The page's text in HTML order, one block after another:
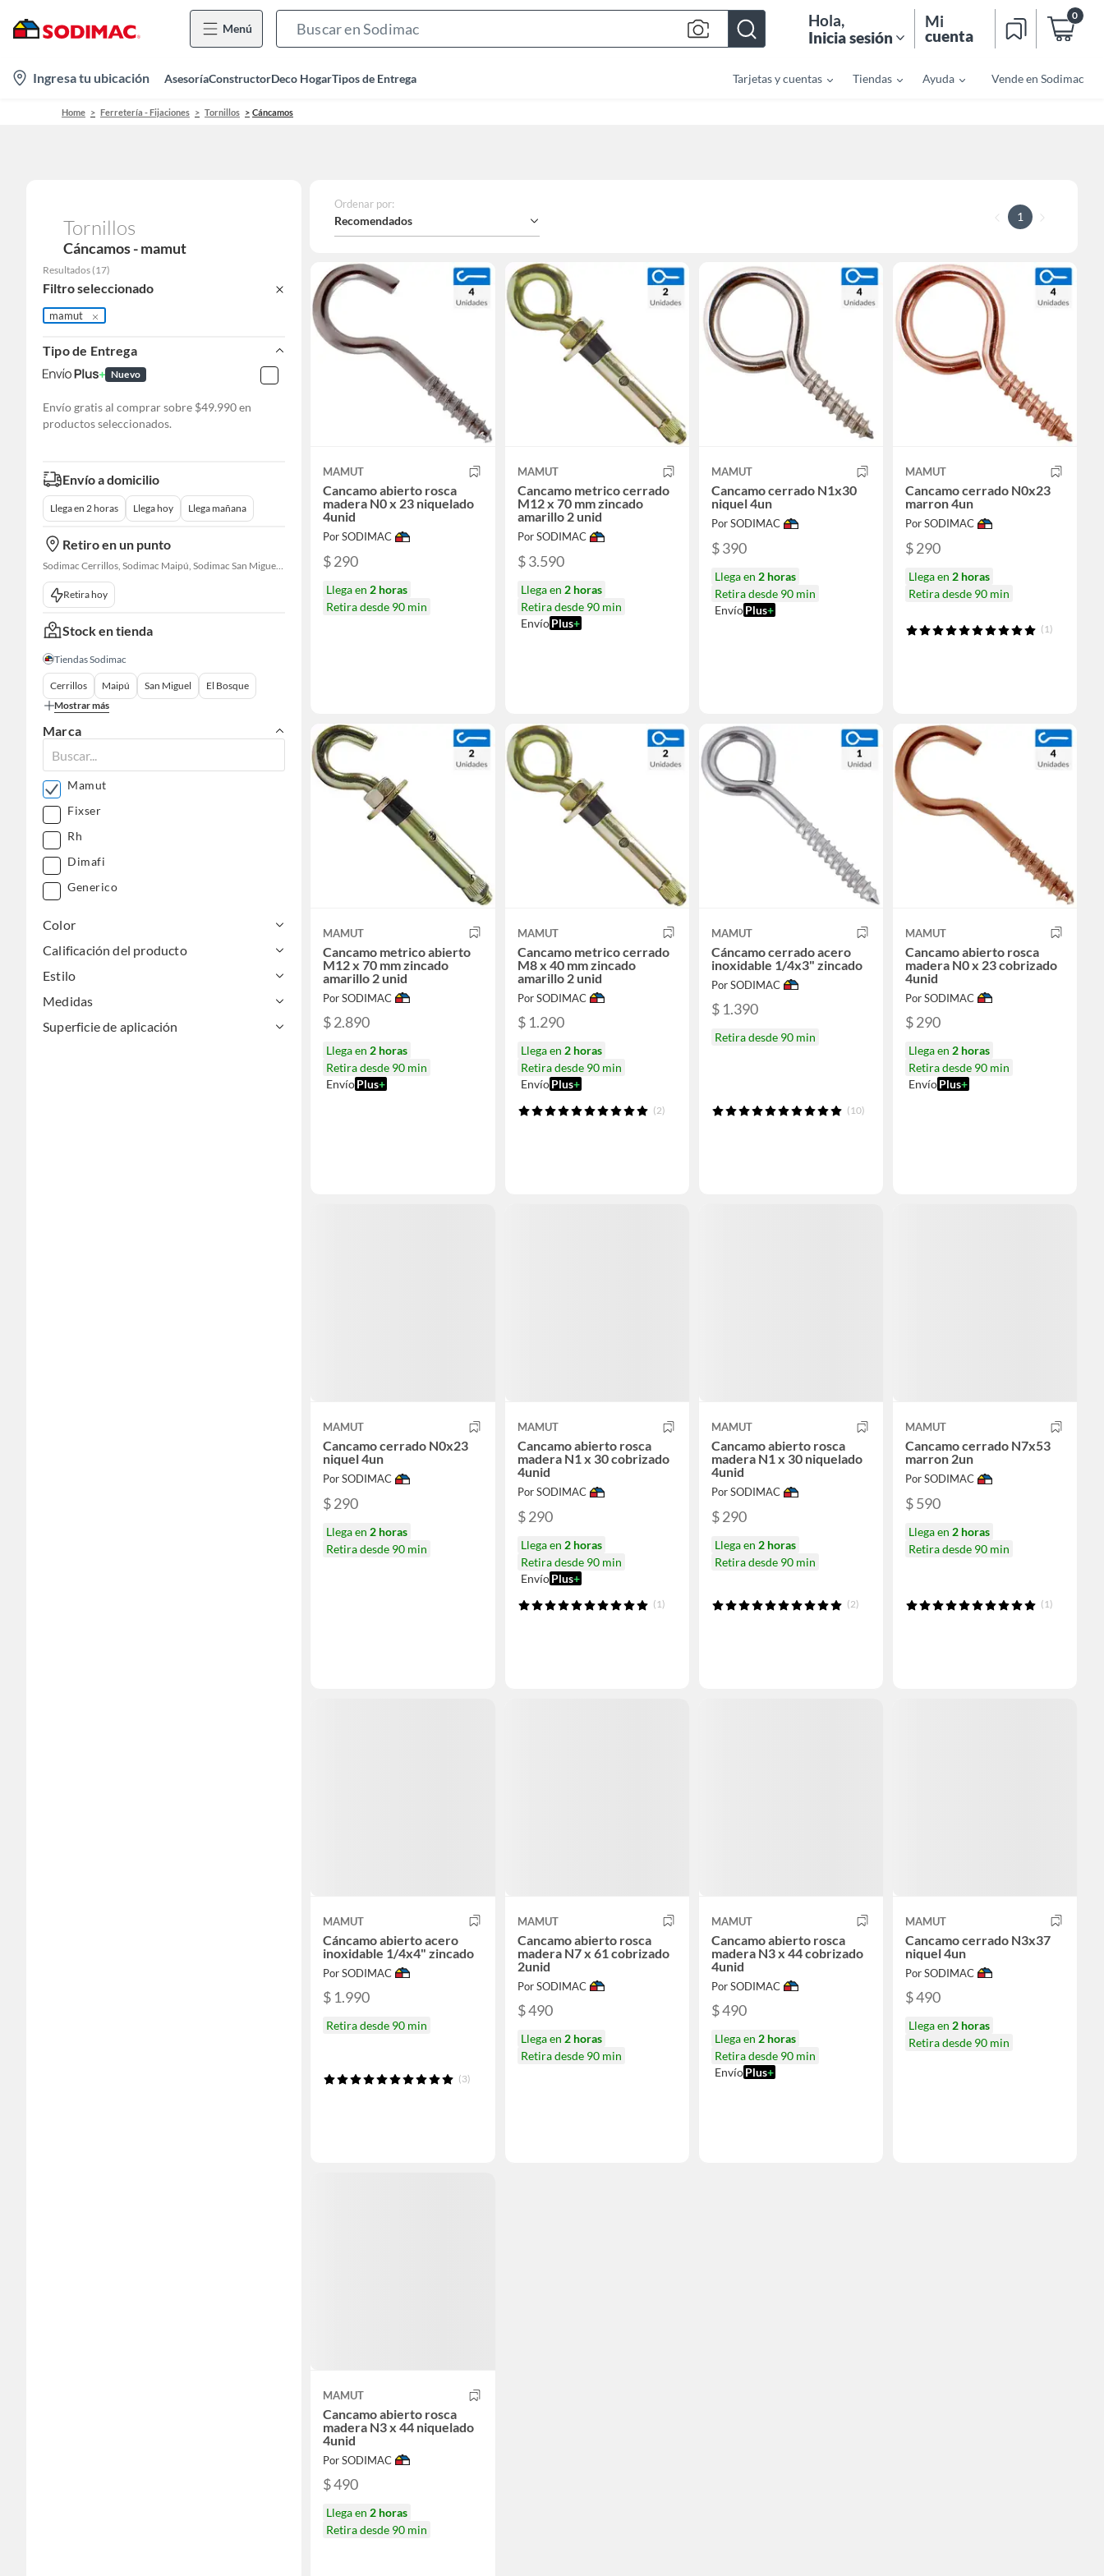
Menú
Bar
Hola,
Inicia sesión
Mi
cuenta
0
location-
icon
Ingresa tu ubicación AsesoríaConstructorDeco HogarTipos de Entrega Tarjetas y cuentas Tiendas Ayuda Vende en Sodimac
Home Ferretería - Fijaciones Tornillos Cáncamos
Tornillos
Cáncamos - mamut
Resultados (17)
Filtro seleccionado
mamut
Tipo de Entrega
Nuevo
Envío gratis al comprar sobre $49.990 en
productos seleccionados.
Envío a domicilio
Llega en 2 horas Llega hoy Llega mañana
Retiro en un punto
Sodimac Cerrillos, Sodimac Maipú, Sodimac San Miguel, Sodimac El Bosque, Sodimac San Bernardo, Sodimac Talagante
Retira hoy
Stock en tienda
Tiendas Sodimac
Cerrillos Maipú San Miguel
El Bosque
Mostrar más
Marca
Mamut
Fixser
Rh
Dimafi
Generico
Color
Calificación del producto
Estilo
Medidas
Superficie de aplicación
Ordenar por:
Recomendados 1
MAMUT
Cancamo abierto rosca
madera N0 x 23 niquelado
4unid
Por SODIMAC
$ 290
Llega en 2 horas
Retira desde 90 min
MAMUT
Cancamo metrico cerrado
M12 x 70 mm zincado
amarillo 2 unid
Por SODIMAC
$ 3.590
Llega en 2 horas
Retira desde 90 min
Envío Plus+
MAMUT
Cancamo cerrado N1x30
niquel 4un
Por SODIMAC
$ 390
Llega en 2 horas
Retira desde 90 min
EnvíoPlus+
MAMUT
Cancamo cerrado N0x23
marron 4un
Por SODIMAC
$ 290
Llega en 2 horas
Retira desde 90 min
(1)
MAMUT
Cancamo metrico abierto
M12 x 70 mm zincado
amarillo 2 unid
Por SODIMAC
$ 2.890
Llega en 2 horas
Retira desde 90 min
EnvíoPlus+
MAMUT
Cancamo metrico cerrado
M8 x 40 mm zincado
amarillo 2 unid
Por SODIMAC
$ 1.290
Llega en 2 horas
Retira desde 90 min
Envío Plus+
(2)
MAMUT
Cáncamo cerrado acero
inoxidable 1/4x3" zincado
Por SODIMAC
$ 1.390
Retira desde 90 min
(10)
MAMUT
Cancamo abierto rosca
madera N0 x 23 cobrizado
4unid
Por SODIMAC
$ 290
Llega en 2 horas
Retira desde 90 min
EnvíoPlus+
MAMUT
Cancamo cerrado N0x23
niquel 4un
Por SODIMAC
$ 290
Llega en 2 horas
Retira desde 90 min
MAMUT
Cancamo abierto rosca
madera N1 x 30 cobrizado
4unid
Por SODIMAC
$ 290
Llega en 2 horas
Retira desde 90 min
Envío Plus+
(1)
MAMUT
Cancamo abierto rosca
madera N1 x 30 niquelado
4unid
Por SODIMAC
$ 290
Llega en 2 horas
Retira desde 90 min
(2)
MAMUT
Cancamo cerrado N7x53
marron 2un
Por SODIMAC
$ 590
Llega en 2 horas
Retira desde 90 min
(1)
MAMUT
Cáncamo abierto acero
inoxidable 1/4x4" zincado
Por SODIMAC
$ 1.990
Retira desde 90 min
(3)
MAMUT
Cancamo abierto rosca
madera N7 x 61 cobrizado
2unid
Por SODIMAC
$ 490
Llega en 2 horas
Retira desde 90 min
MAMUT
Cancamo abierto rosca
madera N3 x 44 cobrizado
4unid
Por SODIMAC
$ 490
Llega en 2 horas
Retira desde 90 min
EnvíoPlus+
MAMUT
Cancamo cerrado N3x37
niquel 4un
Por SODIMAC
$ 490
Llega en 2 horas
Retira desde 90 min
MAMUT
Cancamo abierto rosca
madera N3 x 44 niquelado
4unid
Por SODIMAC
$ 490
Llega en2 horas
Retira desde 90 min